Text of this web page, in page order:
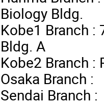
Biology Bldg.
Kobe1 Branch :
Bldg. A
Kobe2 Branch :
Osaka Branch :
Sendai Branch :